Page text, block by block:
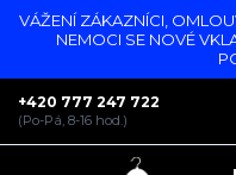
VÁŽENÍ ZÁKAZNÍCI,
NEMOCI SE NOVÉ
+420 777 247 722
(Po-Pá, 8-16 hod.)